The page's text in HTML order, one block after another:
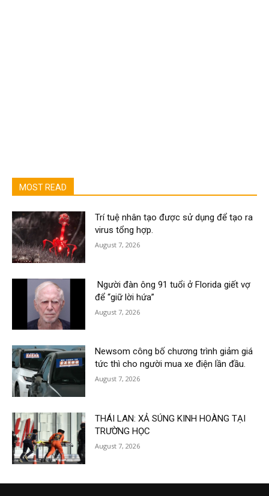
MOST READ
Trí tuệ nhân tạo được sử dụng để tạo ra
virus tổng hợp.
August 7, 2026
Người đàn ông 91 tuổi ở Florida giết vợ
để “giữ lời hứa”
August 7, 2026
Newsom công bố chương trình giảm giá
tức thì cho người mua xe điện lần đầu.
August 7, 2026
THÁI LAN: XẢ SÚNG KINH HOÀNG TẠI
TRƯỜNG HỌC
August 7, 2026